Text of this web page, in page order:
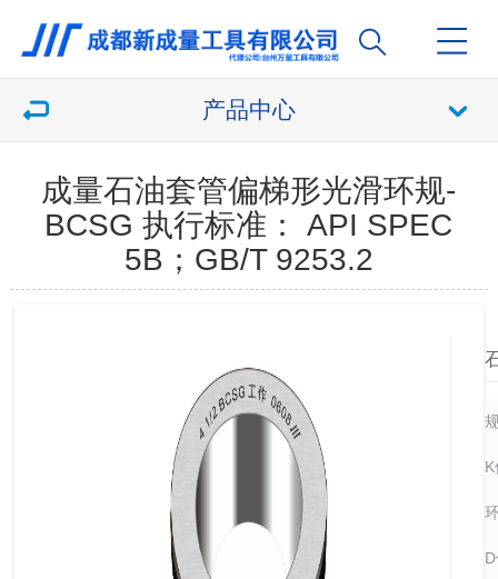
产品中心
成量石油套管偏梯形光滑环规-
BCSG 执行标准： API SPEC
5B；GB/T 9253.2